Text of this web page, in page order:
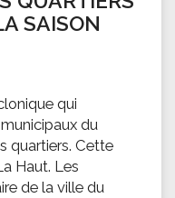
SAISON
qui
du
quartiers. Cette
Haut. Les
de la ville du